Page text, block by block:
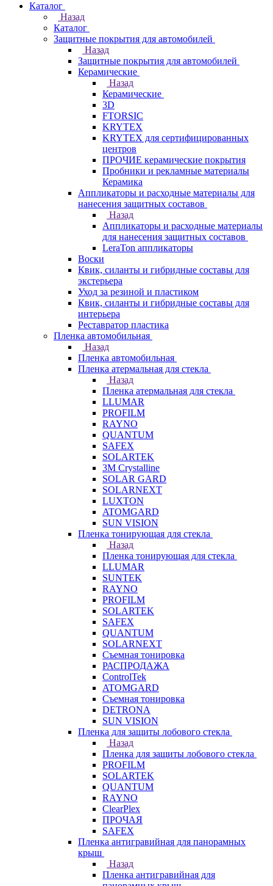
Каталог
Назад
Каталог
Защитные покрытия для автомобилей
Назад
Защитные покрытия для автомобилей
Керамические
Назад
Керамические
3D
FTORSIC
KRYTEX
KRYTEX для сертифицированных
центров
ПРОЧИЕ керамические покрытия
Пробники и рекламные материалы
Керамика
Аппликаторы и расходные материалы для
нанесения защитных составов
Назад
Аппликаторы и расходные материалы
для нанесения защитных составов
LeraTon аппликаторы
Воски
Квик, силанты и гибридные составы для
экстерьера
Уход за резиной и пластиком
Квик, силанты и гибридные составы для
интерьера
Реставратор пластика
Пленка автомобильная
Назад
Пленка автомобильная
Пленка атермальная для стекла
Назад
Пленка атермальная для стекла
LLUMAR
PROFILM
RAYNO
QUANTUM
SAFEX
SOLARTEK
3M Crystalline
SOLAR GARD
SOLARNEXT
LUXTON
ATOMGARD
SUN VISION
Пленка тонирующая для стекла
Назад
Пленка тонирующая для стекла
LLUMAR
SUNTEK
RAYNO
PROFILM
SOLARTEK
SAFEX
QUANTUM
SOLARNEXT
Съемная тонировка
РАСПРОДАЖА
ControlTek
ATOMGARD
Съемная тонировка
DETRONA
SUN VISION
Пленка для защиты лобового стекла
Назад
Пленка для защиты лобового стекла
PROFILM
SOLARTEK
QUANTUM
RAYNO
ClearPlex
ПРОЧАЯ
SAFEX
Пленка антигравийная для панорамных
крыш
Назад
Пленка антигравийная для